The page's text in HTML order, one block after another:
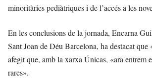
minoritàries pediàtriques i de l’accés a les
En les conclusions de la jornada, Encarna
Sant Joan de Déu Barcelona, ha destacat que
afegit que, amb la xarxa Únicas, «ara entrem
rares».